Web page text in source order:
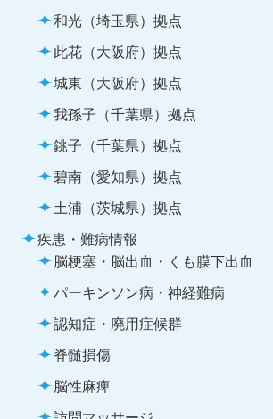
和光（埼玉県）拠点
此花（大阪府）拠点
城東（大阪府）拠点
我孫子（千葉県）拠点
銚子（千葉県）拠点
碧南（愛知県）拠点
土浦（茨城県）拠点
疾患・難病情報
脳梗塞・脳出血・くも膜下出血
パーキンソン病・神経難病
認知症・廃用症候群
脊髄損傷
脳性麻痺